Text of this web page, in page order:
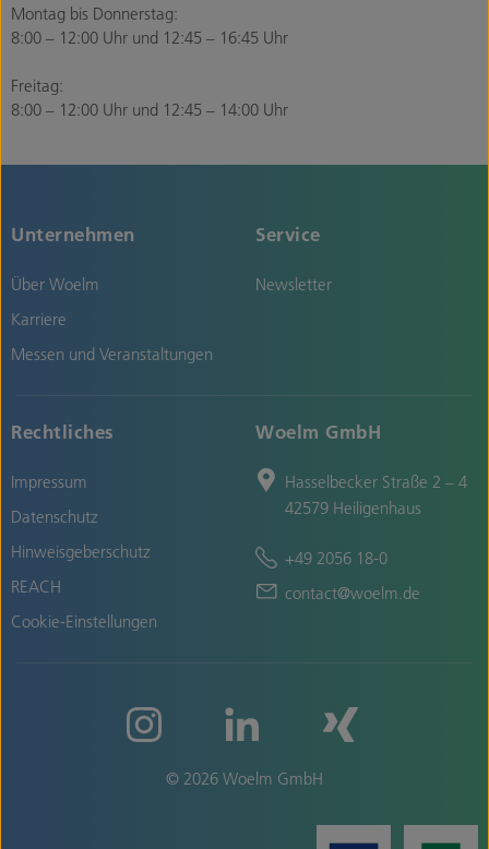
Montag bis Donnerstag:
8:00 – 12:00 Uhr und 12:45 – 16:45 Uhr
Freitag:
8:00 – 12:00 Uhr und 12:45 – 14:00 Uhr
Unternehmen
Über Woelm
Karriere
Messen und Veranstaltungen
Service
Newsletter
Rechtliches
Impressum
Datenschutz
Hinweisgeberschutz
REACH
Cookie-Einstellungen
Woelm GmbH
Hasselbecker Straße 2 – 4
42579 Heiligenhaus
+49 2056 18-0
contact@woelm.de
© 2026 Woelm GmbH